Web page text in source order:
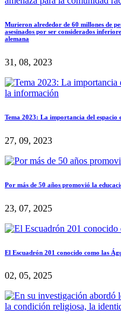
Murieron alrededor de 60 millones de
asesinados por ser considerados
alemana
31, 08, 2023
Tema 2023: La importancia del
27, 09, 2023
Por más de 50 años promovió la
23, 07, 2025
El Escuadrón 201 conocido como las
02, 05, 2025